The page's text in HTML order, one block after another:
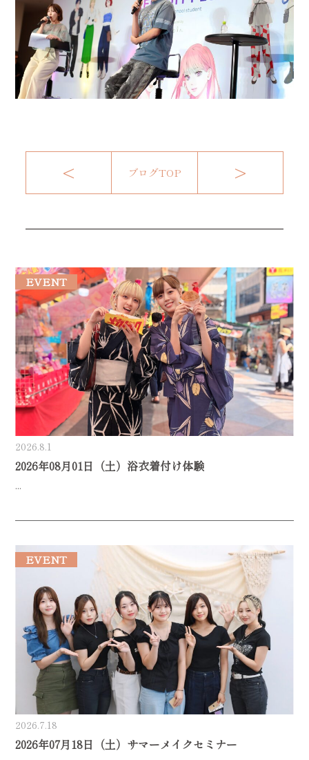
< ブログTOP >
EVENT
2026.8.1
2026年08月01日（土）浴衣着付け体験
...
EVENT
2026.7.18
2026年07月18日（土）サマーメイクセミナー